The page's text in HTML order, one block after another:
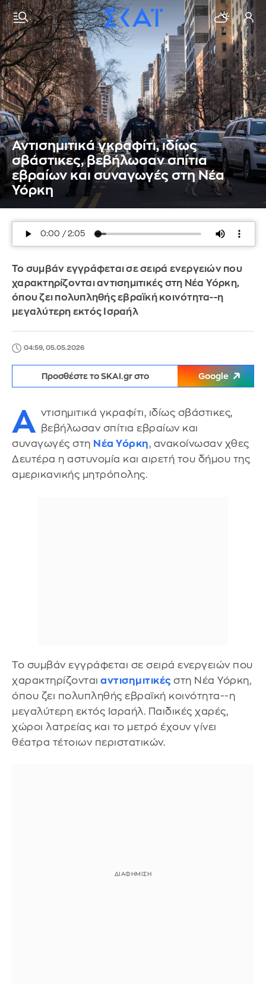
Αντισημιτικά γκραφίτι, ιδίως
σβάστικες, βεβήλωσαν σπίτια
εβραίων και συναγωγές στη Νέα
Υόρκη
Το συμβάν εγγράφεται σε σειρά ενεργειών που
χαρακτηρίζονται αντισημιτικές στη Νέα Υόρκη,
όπου ζει πολυπληθής εβραϊκή κοινότητα--η
μεγαλύτερη εκτός Ισραήλ
04:59, 05.05.2026
Προσθέστε το SKAI.gr στο Google
Α ντισημιτικά γκραφίτι, ιδίως σβάστικες,
βεβήλωσαν σπίτια εβραίων και
συναγωγές στη Νέα Υόρκη, ανακοίνωσαν χθες
Δευτέρα η αστυνομία και αιρετή του δήμου της
αμερικανικής μητρόπολης.
Το συμβάν εγγράφεται σε σειρά ενεργειών που
χαρακτηρίζονται αντισημιτικές στη Νέα Υόρκη,
όπου ζει πολυπληθής εβραϊκή κοινότητα--η
μεγαλύτερη εκτός Ισραήλ. Παιδικές χαρές,
χώροι λατρείας και το μετρό έχουν γίνει
θέατρα τέτοιων περιστατικών.